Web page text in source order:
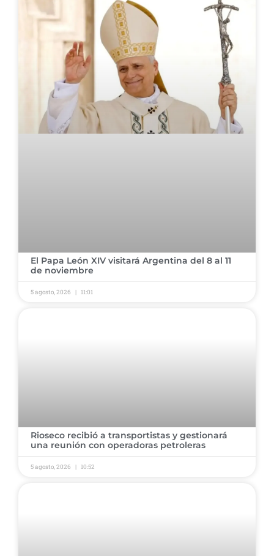
El Papa León XIV visitará Argentina del 8 al 11
de noviembre
5 agosto, 2026 11:01
Rioseco recibió a transportistas y gestionará
una reunión con operadoras petroleras
5 agosto, 2026 10:52